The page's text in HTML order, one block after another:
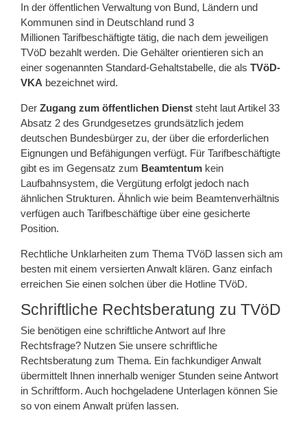
In der öffentlichen Verwaltung von Bund, Ländern und
Kommunen sind in Deutschland rund 3
Millionen Tarifbeschäftigte tätig, die nach dem jeweiligen
TVöD bezahlt werden. Die Gehälter orientieren sich an
einer sogenannten Standard-Gehaltstabelle, die als TVöD-
VKA bezeichnet wird.
Der Zugang zum öffentlichen Dienst steht laut Artikel 33
Absatz 2 des Grundgesetzes grundsätzlich jedem
deutschen Bundesbürger zu, der über die erforderlichen
Eignungen und Befähigungen verfügt. Für Tarifbeschäftigte
gibt es im Gegensatz zum Beamtentum kein
Laufbahnsystem, die Vergütung erfolgt jedoch nach
ähnlichen Strukturen. Ähnlich wie beim Beamtenverhältnis
verfügen auch Tarifbeschäftige über eine gesicherte
Position.
Rechtliche Unklarheiten zum Thema TVöD lassen sich am
besten mit einem versierten Anwalt klären. Ganz einfach
erreichen Sie einen solchen über die Hotline TVöD.
Schriftliche Rechtsberatung zu TVöD
Sie benötigen eine schriftliche Antwort auf Ihre
Rechtsfrage? Nutzen Sie unsere schriftliche
Rechtsberatung zum Thema. Ein fachkundiger Anwalt
übermittelt Ihnen innerhalb weniger Stunden seine Antwort
in Schriftform. Auch hochgeladene Unterlagen können Sie
so von einem Anwalt prüfen lassen.